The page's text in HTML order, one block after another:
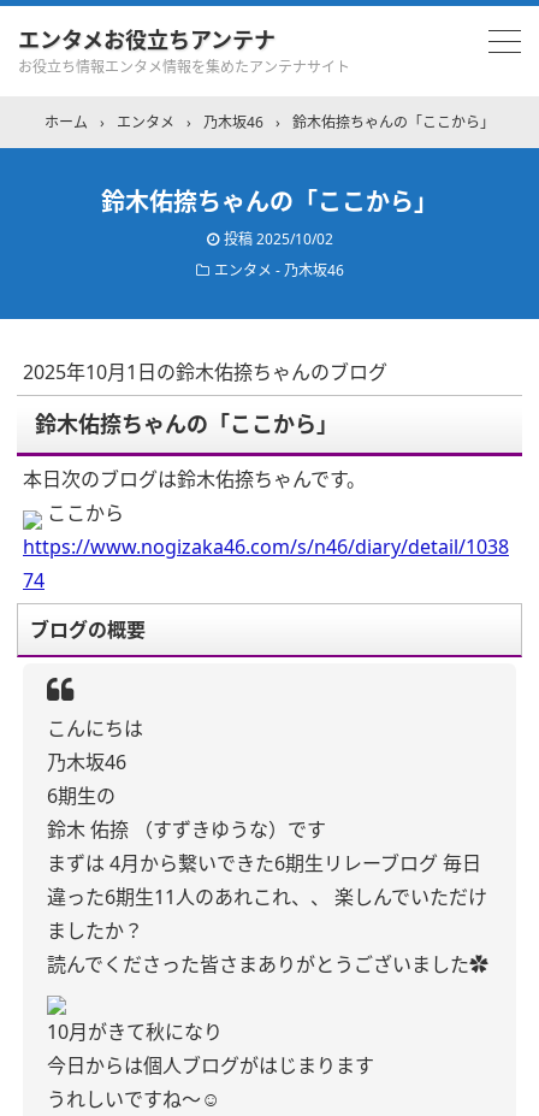
エンタメお役立ちアンテナ
お役立ち情報エンタメ情報を集めたアンテナサイト
ホーム › エンタメ › 乃木坂46 › 鈴木佑捺ちゃんの「ここから」
鈴木佑捺ちゃんの「ここから」
投稿2025/10/02
エンタメ - 乃木坂46
2025年10月1日の鈴木佑捺ちゃんのブログ
鈴木佑捺ちゃんの「ここから」
本日次のブログは鈴木佑捺ちゃんです。
ここから
https://www.nogizaka46.com/s/n46/diary/detail/1038
74
ブログの概要
こんにちは
乃木坂46
6期生の
鈴木 佑捺 （すずきゆうな）です
まずは 4月から繋いできた6期生リレーブログ毎日
違った6期生11人のあれこれ、、
楽しんでいただけ
ましたか？
読んでくださった皆さまありがとうございました︎︎✿
10月がきて秋になり
今日からは個人ブログがはじまります
うれしいですね〜☺︎︎︎︎